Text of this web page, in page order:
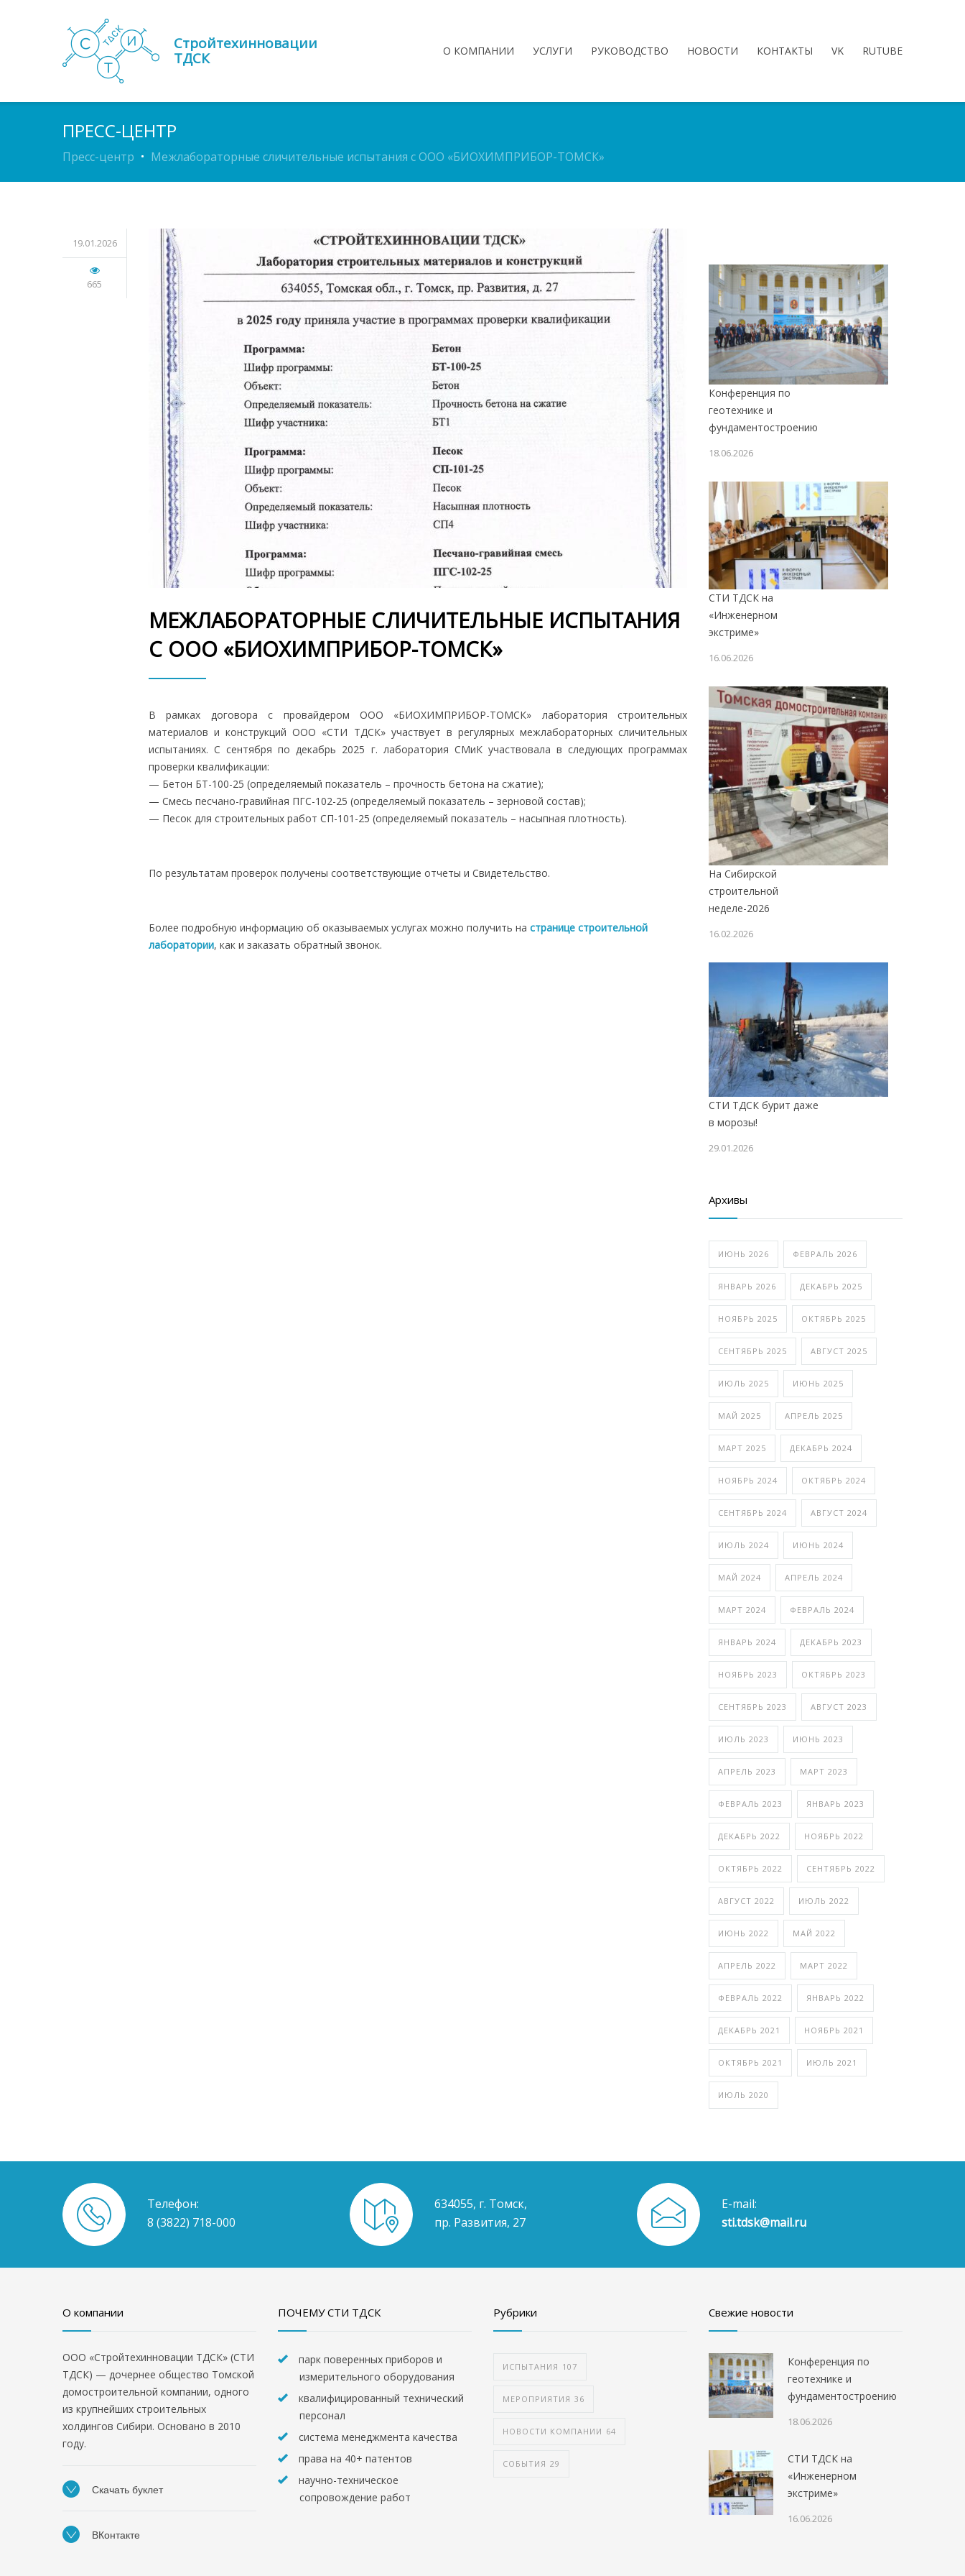
Стройтехинновации
ТДСК
О КОМПАНИИ УСЛУГИ РУКОВОДСТВО НОВОСТИ КОНТАКТЫ VK RUTUBE
ПРЕСС-ЦЕНТР
Пресс-центр Межлабораторные сличительные испытания с ООО «БИОХИМПРИБОР-ТОМСК»
19.01.2026
665
МЕЖЛАБОРАТОРНЫЕ СЛИЧИТЕЛЬНЫЕ ИСПЫТАНИЯ
С ООО «БИОХИМПРИБОР-ТОМСК»
В рамках договора с провайдером ООО «БИОХИМПРИБОР-ТОМСК» лаборатория строительных
материалов и конструкций ООО «СТИ ТДСК» участвует в регулярных межлабораторных сличительных
испытаниях. С сентября по декабрь 2025 г. лаборатория СМиК участвовала в следующих программах
проверки квалификации:
— Бетон БТ-100-25 (определяемый показатель – прочность бетона на сжатие);
— Смесь песчано-гравийная ПГС-102-25 (определяемый показатель – зерновой состав);
— Песок для строительных работ СП-101-25 (определяемый показатель – насыпная плотность).
По результатам проверок получены соответствующие отчеты и Свидетельство.
Более подробную информацию об оказываемых услугах можно получить на странице строительной
лаборатории, как и заказать обратный звонок.
Конференция по
геотехнике и
фундаментостроению
18.06.2026
СТИ ТДСК на
«Инженерном
экстриме»
16.06.2026
На Сибирской
строительной
неделе-2026
16.02.2026
СТИ ТДСК бурит даже
в морозы!
29.01.2026
Архивы
ИЮНЬ 2026 ФЕВРАЛЬ 2026
ЯНВАРЬ 2026 ДЕКАБРЬ 2025
НОЯБРЬ 2025 ОКТЯБРЬ 2025
СЕНТЯБРЬ 2025 АВГУСТ 2025
ИЮЛЬ 2025 ИЮНЬ 2025
МАЙ 2025 АПРЕЛЬ 2025
МАРТ 2025 ДЕКАБРЬ 2024
НОЯБРЬ 2024 ОКТЯБРЬ 2024
СЕНТЯБРЬ 2024 АВГУСТ 2024
ИЮЛЬ 2024 ИЮНЬ 2024
МАЙ 2024 АПРЕЛЬ 2024
МАРТ 2024 ФЕВРАЛЬ 2024
ЯНВАРЬ 2024 ДЕКАБРЬ 2023
НОЯБРЬ 2023 ОКТЯБРЬ 2023
СЕНТЯБРЬ 2023 АВГУСТ 2023
ИЮЛЬ 2023 ИЮНЬ 2023
АПРЕЛЬ 2023 МАРТ 2023
ФЕВРАЛЬ 2023 ЯНВАРЬ 2023
ДЕКАБРЬ 2022 НОЯБРЬ 2022
ОКТЯБРЬ 2022 СЕНТЯБРЬ 2022
АВГУСТ 2022 ИЮЛЬ 2022
ИЮНЬ 2022 МАЙ 2022
АПРЕЛЬ 2022 МАРТ 2022
ФЕВРАЛЬ 2022 ЯНВАРЬ 2022
ДЕКАБРЬ 2021 НОЯБРЬ 2021
ОКТЯБРЬ 2021 ИЮЛЬ 2021
ИЮЛЬ 2020
Телефон:
8 (3822) 718-000
634055, г. Томск,
пр. Развития, 27
E-mail:
sti.tdsk@mail.ru
О компании
ООО «Стройтехинновации ТДСК» (СТИ
ТДСК) — дочернее общество Томской
домостроительной компании, одного
из крупнейших строительных
холдингов Сибири. Основано в 2010
году.
Скачать буклет
ВКонтакте
ПОЧЕМУ СТИ ТДСК
парк поверенных приборов и
измерительного оборудования
квалифицированный технический
персонал
система менеджмента качества
права на 40+ патентов
научно-техническое
сопровождение работ
Рубрики
ИСПЫТАНИЯ 107
МЕРОПРИЯТИЯ 36
НОВОСТИ КОМПАНИИ 64
СОБЫТИЯ 29
Свежие новости
Конференция по
геотехнике и
фундаментостроению
18.06.2026
СТИ ТДСК на
«Инженерном
экстриме»
16.06.2026